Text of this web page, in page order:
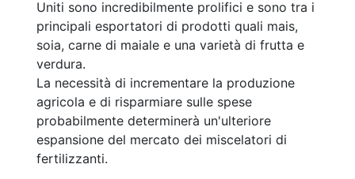
Uniti sono incredibilmente prolifici e sono tra i
principali esportatori di prodotti quali mais,
soia, carne di maiale e una varietà di frutta e
verdura.
La necessità di incrementare la produzione
agricola e di risparmiare sulle spese
probabilmente determinerà un'ulteriore
espansione del mercato dei miscelatori di
fertilizzanti.